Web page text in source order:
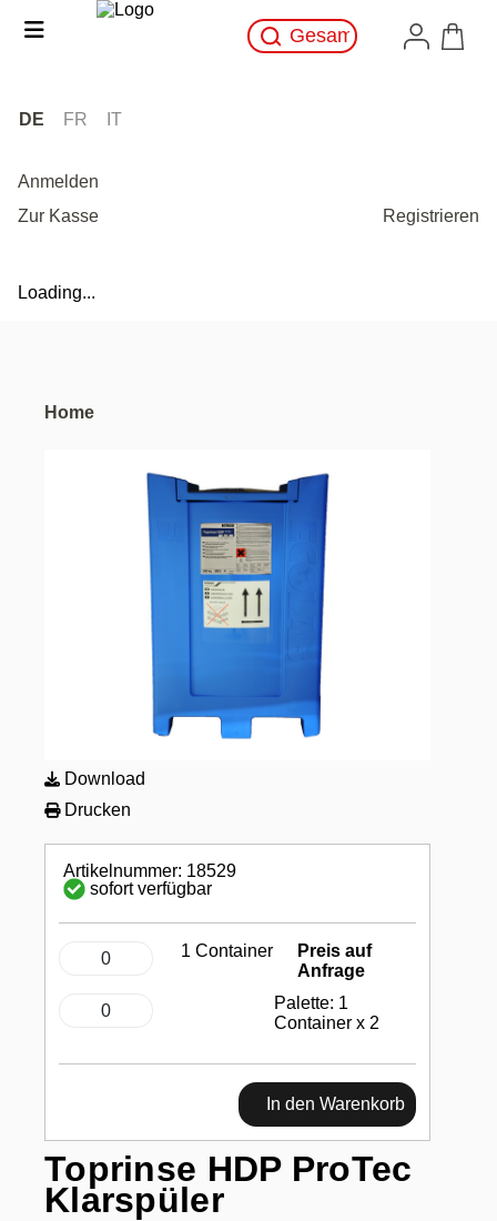
DE FR IT
Anmelden
Zur Kasse
Registrieren
Loading...
Home
Download
Drucken
Toprinse HDP ProTec
Klarspüler
Artikelnummer: 18529
sofort verfügbar
1 Container
Preis auf
Anfrage
Palette: 1
Container x 2
In den Warenkorb